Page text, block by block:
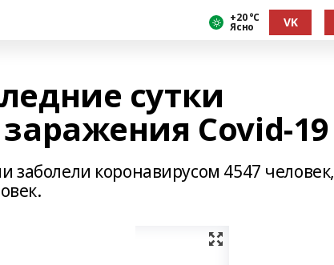
+20 °С
Ясно VK
сутки
Covid-19
заболели коронавирусом 4547 человек,